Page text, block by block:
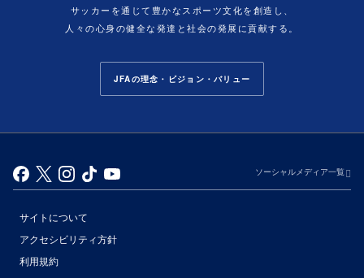
サッカーを通じて豊かなスポーツ文化を創造し、
人々の心身の健全な発達と社会の発展に貢献する。
JFAの理念・ビジョン・バリュー
ソーシャルメディア一覧
サイトについて
アクセシビリティ方針
利用規約